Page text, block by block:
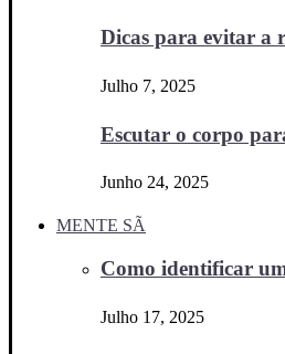
Dicas para evitar a
Julho 7, 2025
Escutar o corpo
Junho 24, 2025
MENTE SÃ
Como identificar
Julho 17, 2025